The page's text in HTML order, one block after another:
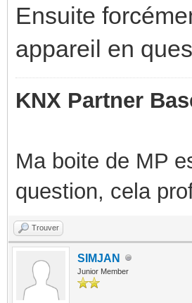
Ensuite
appareil en
KNX Partner
Ma boite de MP
question, cela
Trouver
SIMJAN
Junior Member